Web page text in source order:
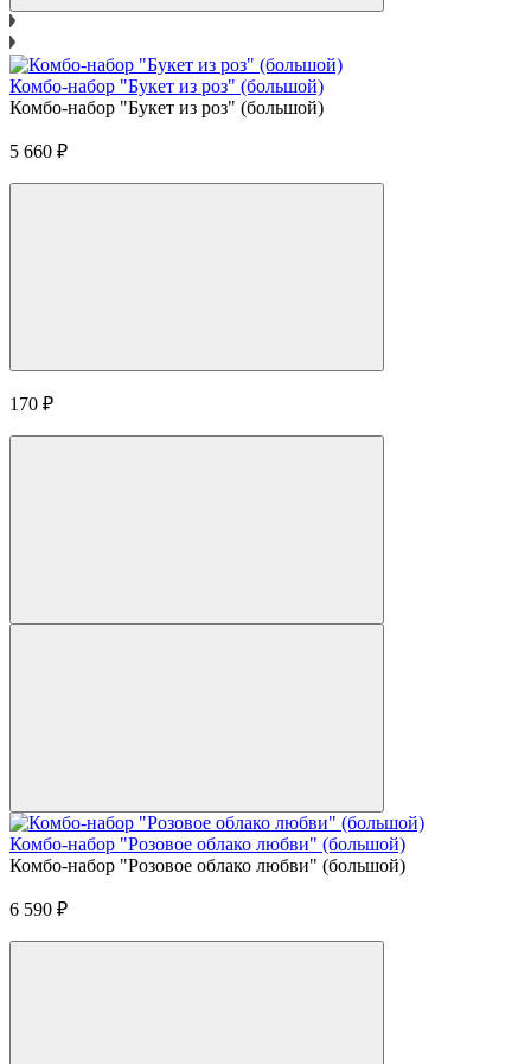
Комбо-набор "Букет из роз" (большой)
Комбо-набор "Букет из роз" (большой)
5 660 ₽
170 ₽
Комбо-набор "Розовое облако любви" (большой)
Комбо-набор "Розовое облако любви" (большой)
6 590 ₽